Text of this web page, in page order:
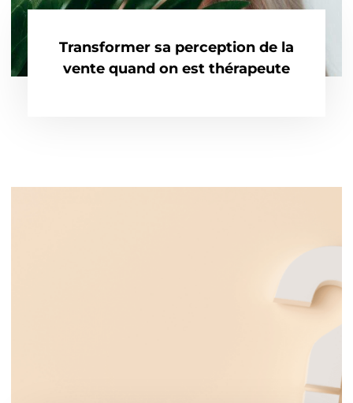
Transformer sa perception de la
vente quand on est thérapeute